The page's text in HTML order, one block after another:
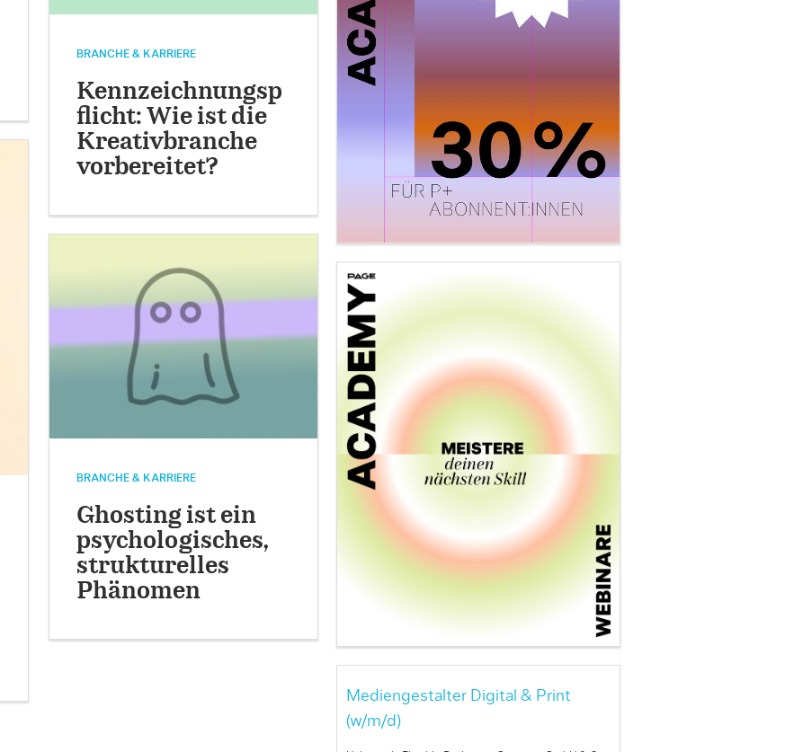
BRANCHE & KARRIERE
Kennzeichnungsp
flicht: Wie ist die
Kreativbranche
vorbereitet?
BRANCHE & KARRIERE
Ghosting ist ein
psychologisches,
strukturelles
Phänomen
Mediengestalter Digital & Print
(w/m/d)